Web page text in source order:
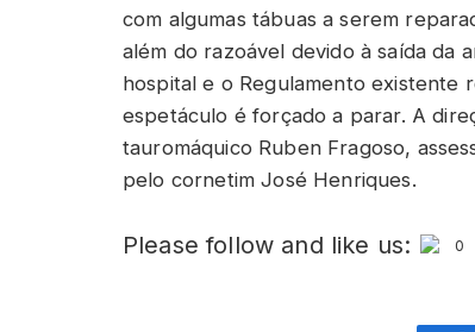
com algumas tábuas a serem
além do razoável devido à saída da
hospital e o Regulamento existente
espetáculo é forçado a parar. A
tauromáquico Ruben Fragoso,
pelo cornetim José Henriques.
Please follow and like us: 0